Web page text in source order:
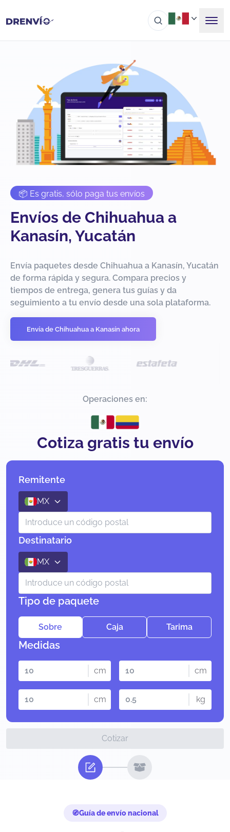
📦 Es gratis, sólo paga tus envíos
Envíos de Chihuahua a
Kanasín, Yucatán
Envía paquetes desde Chihuahua a Kanasín, Yucatán
de forma rápida y segura. Compara precios y
tiempos de entrega, genera tus guías y da
seguimiento a tu envío desde una sola plataforma.
Envía de Chihuahua a Kanasín ahora
Operaciones en:
Cotiza gratis tu envío
Remitente
MX
Destinatario
MX
Tipo de paquete
Sobre Caja Tarima
Medidas
cm cm
cm kg
Cotizar
Guía de envío nacional